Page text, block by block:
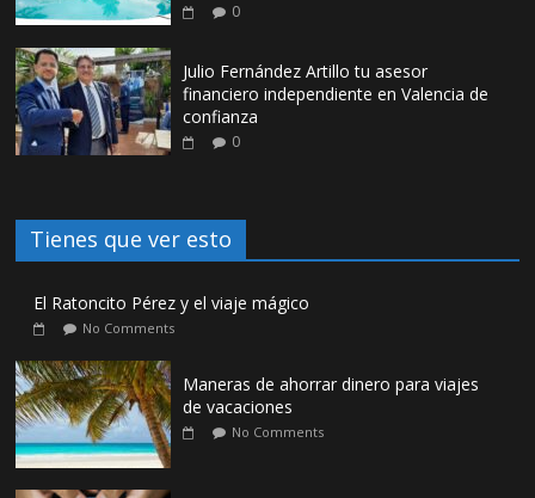
0
Julio Fernández Artillo tu asesor
financiero independiente en Valencia de
confianza
0
Tienes que ver esto
El Ratoncito Pérez y el viaje mágico
No Comments
Maneras de ahorrar dinero para viajes
de vacaciones
No Comments